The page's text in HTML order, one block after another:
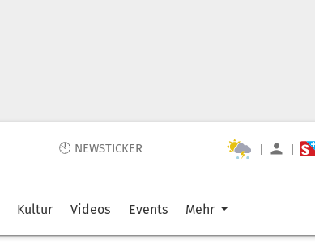
🕙 NEWSTICKER | |
Kultur Videos Events Mehr